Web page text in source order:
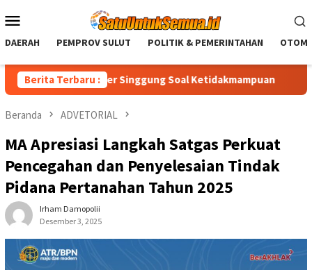
ke
Mobile
DAERAH PEMPROV SULUT POLITIK & PEMERINTAHAN
Berita Terbaru :
Anter Singgung Soal Ketidakmampuan Christiany
Beranda ADVETORIAL
MA Apresiasi Langkah Satgas Perkuat
Pencegahan dan Penyelesaian Tindak
Pidana Pertanahan Tahun 2025
Irham Damopolii
Desember 3, 2025